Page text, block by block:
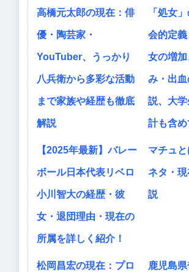
高橋元太郎の現在：俳
優・陶芸家・
YouTuber、うっかり
八兵衛から多彩な活動
まで家族や経歴も徹底
解説
「処女
会的定
女の増
み・出
説、大
計も含
【2025年最新】バレー
ボール日本代表リベロ
小川智大の経歴・彼
女・退団理由・現在の
所属を詳しく紹介！
マチュ
ネタ・
説
松岡昌宏の現在：プロ 鹿児島